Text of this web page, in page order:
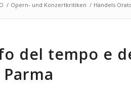
/ Opern- und Konzertkritiken / Händels
del tempo e